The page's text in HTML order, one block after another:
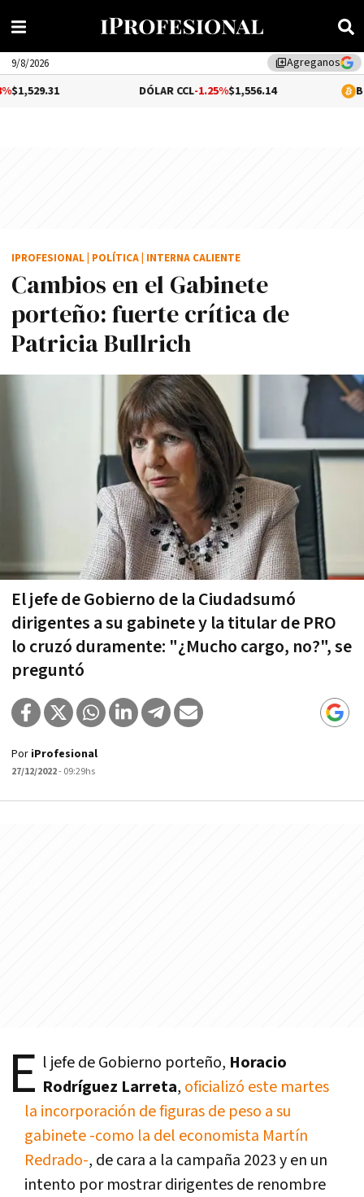
library_addAgreganos
9/8/2026
-1.25%$1,556.14
Cambios en el Gabinete
porteño: fuerte crítica de
Patricia Bullrich
El jefe de Gobierno de la Ciudadsumó
dirigentes a su gabinete y la titular de PRO
lo cruzó duramente: "¿Mucho cargo, no?", se
preguntó
IPROFESIONAL POLÍTICA INTERNA CALIENTE
Por iProfesional
27/12/2022- 09:29hs
E l jefe de Gobierno porteño, Horacio
Rodríguez Larreta, oficializó este martes
la incorporación de figuras de peso a su
gabinete -como la del economista Martín
Redrado-, de cara a la campaña 2023 y en un
intento por mostrar dirigentes de renombre